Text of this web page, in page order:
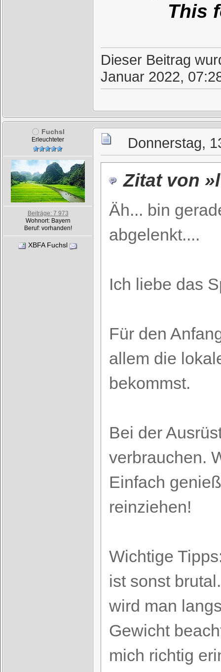
This
Dieser Beitrag
Januar 2022,
Fuchsl
Erleuchteter
Beiträge: 7 973
Wohnort: Bayern
Beruf: vorhanden!
XBFA Fuchsl
Donnerstag,
Zitat von
Äh... bin
abgelenkt....
Ich liebe das
Für den
allem die
bekommst.
Bei der
verbrauchen.
Einfach
reinziehen!
Wichtige
ist sonst
wird man
Gewicht
mich richtig